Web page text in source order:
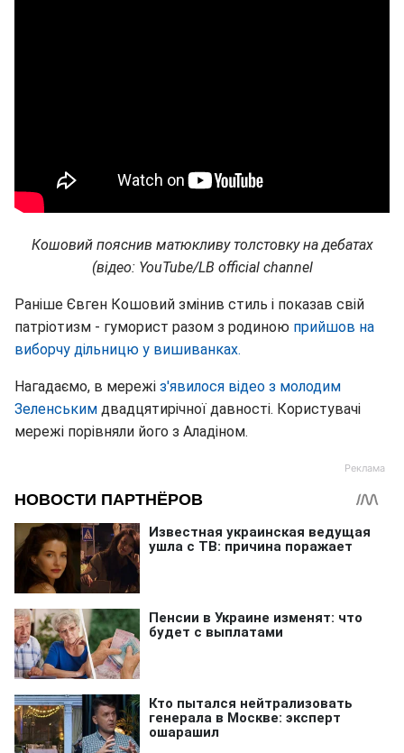
Кошовий пояснив матюкливу толстовку на дебатах
(відео: YouTube/LB official channel
Раніше Євген Кошовий змінив стиль і показав свій
патріотизм - гуморист разом з родиною прийшов на
виборчу дільницю у вишиванках.
Нагадаємо, в мережі з'явилося відео з молодим
Зеленським двадцятирічної давності. Користувачі
мережі порівняли його з Аладіном.